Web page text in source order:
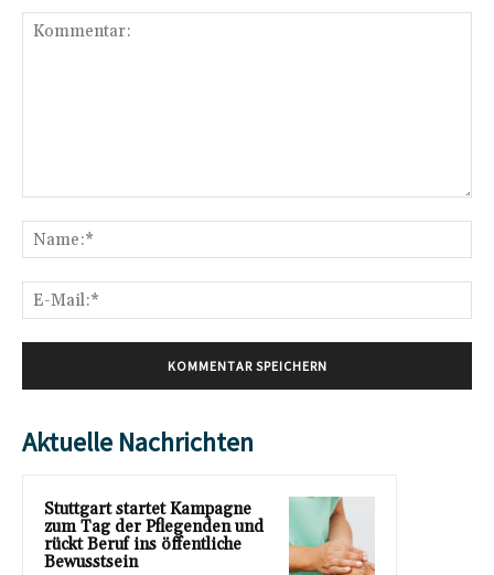
Aktuelle Nachrichten
Stuttgart startet Kampagne
zum Tag der Pflegenden und
rückt Beruf ins öffentliche
Bewusstsein